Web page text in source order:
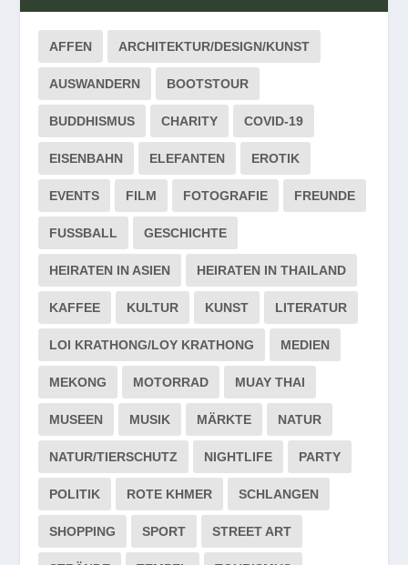
AFFEN ARCHITEKTUR/DESIGN/KUNST
AUSWANDERN BOOTSTOUR
BUDDHISMUS CHARITY COVID-19
EISENBAHN ELEFANTEN EROTIK
EVENTS FILM FOTOGRAFIE FREUNDE
FUSSBALL GESCHICHTE
HEIRATEN IN ASIEN HEIRATEN IN THAILAND
KAFFEE KULTUR KUNST LITERATUR
LOI KRATHONG/LOY KRATHONG MEDIEN
MEKONG MOTORRAD MUAY THAI
MUSEEN MUSIK MÄRKTE NATUR
NATUR/TIERSCHUTZ NIGHTLIFE PARTY
POLITIK ROTE KHMER SCHLANGEN
SHOPPING SPORT STREET ART